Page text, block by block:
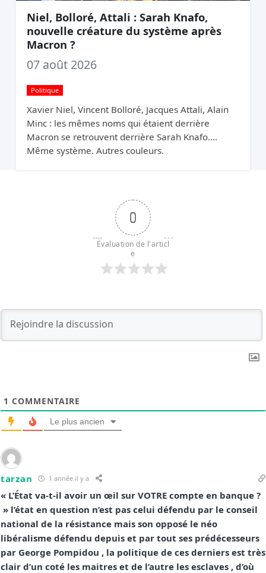
Niel, Bolloré, Attali : Sarah Knafo,
nouvelle créature du système après
Macron ?
07 août 2026
Politique
Xavier Niel, Vincent Bolloré, Jacques Attali, Alain
Minc : les mêmes noms qui étaient derrière
Macron se retrouvent derrière Sarah Knafo.
Même système. Autres couleurs.
0
Évaluation de l'articl
e
1 COMMENTAIRE
Le plus ancien
tarzan 1 année il y a
« L’État va-t-il avoir un œil sur VOTRE compte en banque ?
» l’état en question n’est pas celui défendu par le conseil
national de la résistance mais son opposé le néo
libéralisme défendu depuis et par tout ses prédécesseurs
par George Pompidou , la politique de ces derniers est très
clair d’un coté les maitres et de l’autre les esclaves , d’où